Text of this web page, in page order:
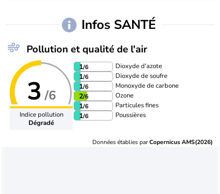
Infos SANTÉ
Pollution et qualité de l'air
3 /6
Indice pollution
Dégradé
1/6 Dioxyde d'azote
1/6 Dioxyde de soufre
1/6 Monoxyde de carbone
2/6 Ozone
1/6 Particules fines
1/6 Poussières
Données établies parCopernicus AMS(2026)